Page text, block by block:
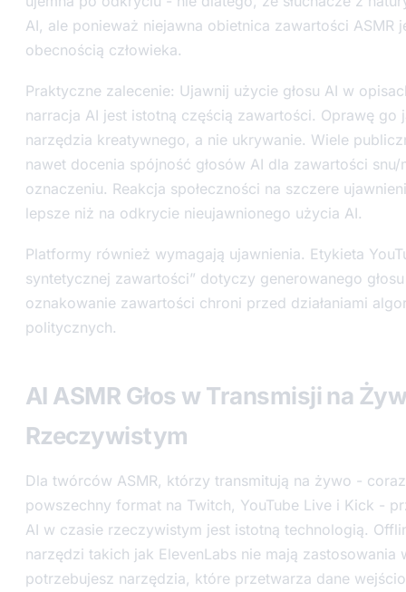
AI, ale ponieważ niejawna obietnica zawartości ASMR
obecnością człowieka.
Praktyczne zalecenie: Ujawnij użycie głosu AI w
narracja AI jest istotną częścią zawartości. Oprawę go
narzędzia kreatywnego, a nie ukrywanie. Wiele
nawet docenia spójność głosów AI dla zawartości
oznaczeniu. Reakcja społeczności na szczere
lepsze niż na odkrycie nieujawnionego użycia AI.
Platformy również wymagają ujawnienia. Etykieta
syntetycznej zawartości” dotyczy generowanego
oznakowanie zawartości chroni przed działaniami
politycznych.
AI ASMR Głos w Transmisji na
Rzeczywistym
Dla twórców ASMR, którzy transmitują na żywo -
powszechny format na Twitch, YouTube Live i Kick -
AI w czasie rzeczywistym jest istotną technologią.
narzędzi takich jak ElevenLabs nie mają zastosowania
potrzebujesz narzędzia, które przetwarza dane